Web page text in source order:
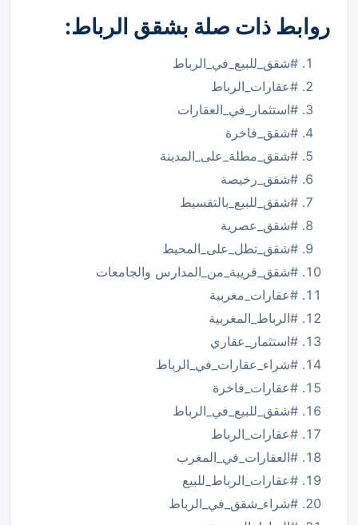
روابط ذات صلة بشقق الرباط:
#شقق_للبيع_في_الرباط
#عقارات_الرباط
#استثمار_في_العقارات
#شقق_فاخرة
#شقق_مطلة_على_المدينة
#شقق_رخيصة
#شقق_للبيع_بالتقسيط
#شقق_عصرية
#شقق_تطل_على_المحيط
#شقق_قريبة_من_المدارس والجامعات
#عقارات_مغربية
#الرباط_المغربية
#استثمار_عقاري
#شراء_عقارات_في_الرباط
#عقارات_فاخرة
#شقق_للبيع_في_الرباط
#عقارات_الرباط
#العقارات_في_المغرب
#عقارات_الرباط_للبيع
#شراء_شقق_في_الرباط